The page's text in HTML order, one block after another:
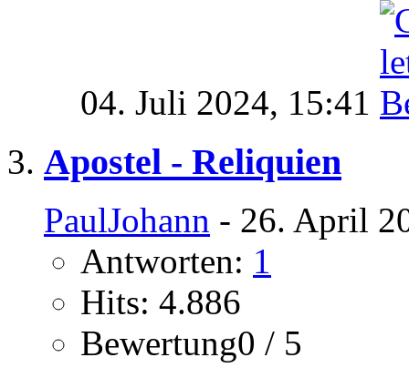
04. Juli 2024, 15:41
Apostel - Reliquien
PaulJohann - 26. April
Antworten: 1
Hits: 4.886
Bewertung0 / 5